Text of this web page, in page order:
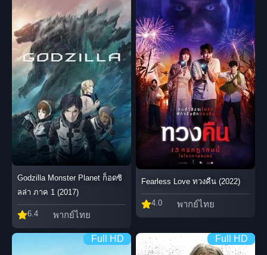
Godzilla Monster Planet ก็อดซิ
ลล่า ภาค 1 (2017)
6.4 พากย์ไทย
Fearless Love ทวงคืน (2022)
4.0 พากย์ไทย
Full HD Full HD